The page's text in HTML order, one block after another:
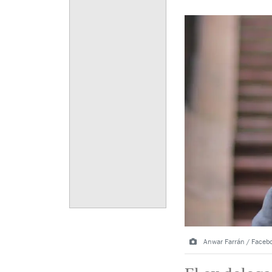
Anwar Farrán /